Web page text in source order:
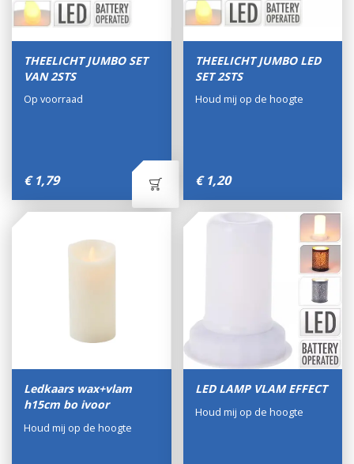
THEELICHT JUMBO SET
VAN 2STS
€ 1,79
Op voorraad
THEELICHT JUMBO LED
SET 2STS
€ 1,20
Houd mij op de hoogte
Ledkaars wax+vlam
h15cm bo ivoor
Houd mij op de hoogte
LED LAMP VLAM EFFECT
Houd mij op de hoogte